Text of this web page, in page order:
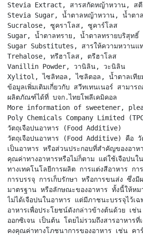
Stevia Extract, สารสกัดหญ้าหวาน, สตีวิ
Stevia Sugar, น้ำตาลหญ้าหวาน, น้ำตาล
Sucralose, ซูคราโลส, ซูคาร์โลส
Sugar, น้ำตาลทราย, น้ำตาลทรายบริสุทธิ์
Sugar Substitutes, สารให้ความหวานแ
Trehalose, ทรีฮาโลส, ตรีฮาโลส
Vanillin Powder, วานิลิน, วะนิลิน
Xylitol, ไซลิทอล, ไซลิตอล, น้ำตาลเทีย
ข้อมูลเพิ่มเติมเกี่ยวกับ สวีทเทนเนอร์ สามาร
ผลิตภัณฑ์ได้ที่ บจก.ไทยโพลีเคมิคอล
More information of sweetener,
Poly Chemicals Company Limited
วัตถุเจือปนอาหาร (Food Additive)
วัตถุเจือปนอาหาร (Food Additive) คือ วั
เป็นอาหาร หรือส่วนประกอบที่สำคัญของอาห
คุณค่าทางอาหารหรือไม่ก็ตาม แต่ใช้เจือปนใ
ทางเทคโนโลยีการผลิต การแต่งสีอาหาร กา
การบรรจุ การเก็บรักษา หรือการขนส่ง ซึ่ง
มาตรฐาน หรือลักษณะของอาหาร ทั้งนี้ให้หม
ไม่ได้เจือปนในอาหาร แต่มีภาชนะบรรจุไว้เ
อาหารเพื่อประโยชน์ดังกล่าวข้างต้นด้วย เ
ออกซิเจน เป็นต้น โดยไม่รวมถึงสารอาหารที่
คงคุณค่าทางโภชนาการของอาหาร เช่น คา